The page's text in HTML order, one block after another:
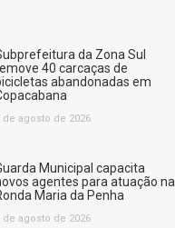
da Zona Sul
40 carcaças de
abandonadas em
de agosto de 2026
Municipal capacita
agentes para atuação na
Maria da Penha
de agosto de 2026